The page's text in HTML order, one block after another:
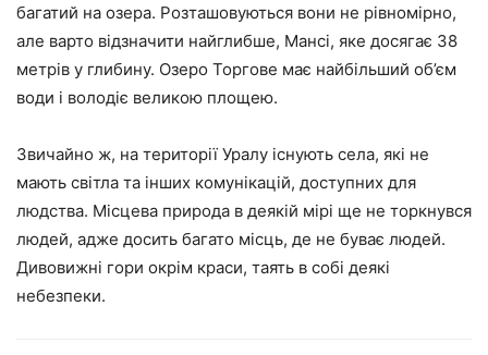
багатий на озера. Розташовуються вони не рівномірно,
але варто відзначити найглибше, Мансі, яке досягає 38
метрів у глибину. Озеро Торгове має найбільший об’єм
води і володіє великою площею.
Звичайно ж, на території Уралу існують села, які не
мають світла та інших комунікацій, доступних для
людства. Місцева природа в деякій мірі ще не торкнувся
людей, адже досить багато місць, де не буває людей.
Дивовижні гори окрім краси, таять в собі деякі
небезпеки.